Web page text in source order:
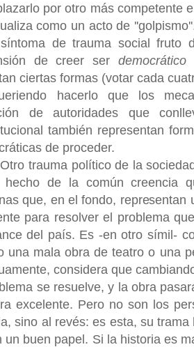
por otro más competente
como un acto de
de trauma social fruto
de creer ser democrático
ciertas formas (votar cada
hacerlo que los
de autoridades que
también representan
de proceder.
Otro trauma político de la
de la común creencia
que, en el fondo, representan
para resolver el problema
del país. Es -en otro símil-
una mala obra de teatro o una
considera que
se resuelve, y la obra
excelente. Pero no son los
sino al revés: es esta, su
un buen papel. Si la historia es